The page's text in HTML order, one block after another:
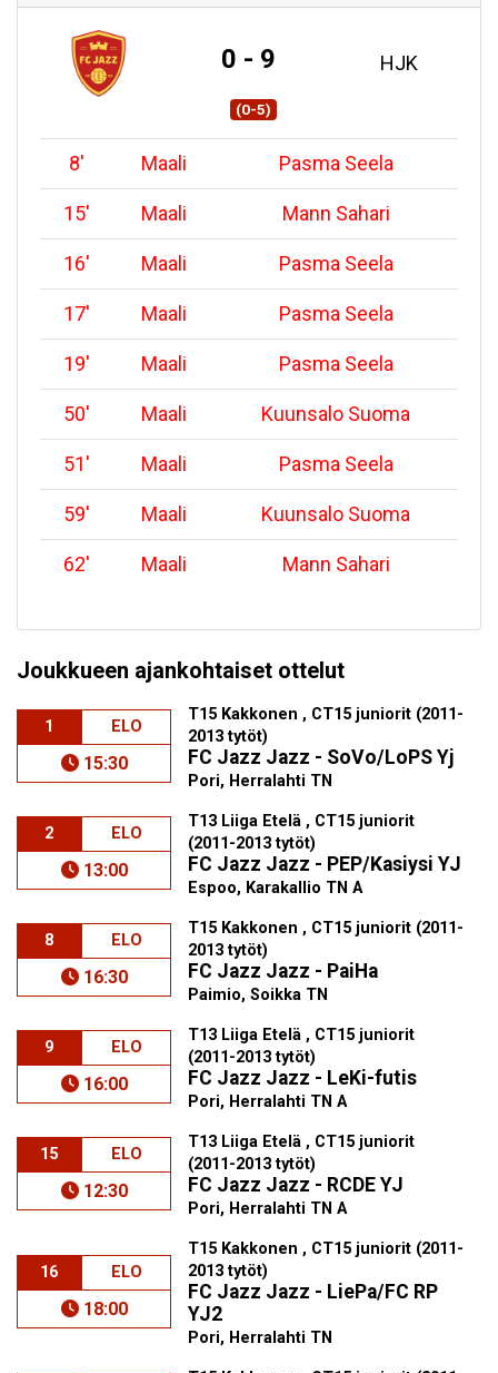
0 - 9 HJK
(0-5)
8' Maali Pasma Seela
15' Maali Mann Sahari
16' Maali Pasma Seela
17' Maali Pasma Seela
19' Maali Pasma Seela
50' Maali Kuunsalo Suoma
51' Maali Pasma Seela
59' Maali Kuunsalo Suoma
62' Maali Mann Sahari
Joukkueen ajankohtaiset ottelut
1 ELO
15:30
T15 Kakkonen , CT15 juniorit (2011-
2013 tytöt)
FC Jazz Jazz - SoVo/LoPS Yj
Pori, Herralahti TN
2 ELO
13:00
T13 Liiga Etelä , CT15 juniorit
(2011-2013 tytöt)
FC Jazz Jazz - PEP/Kasiysi YJ
Espoo, Karakallio TN A
8 ELO
16:30
T15 Kakkonen , CT15 juniorit (2011-
2013 tytöt)
FC Jazz Jazz - PaiHa
Paimio, Soikka TN
9 ELO
16:00
T13 Liiga Etelä , CT15 juniorit
(2011-2013 tytöt)
FC Jazz Jazz - LeKi-futis
Pori, Herralahti TN A
15 ELO
12:30
T13 Liiga Etelä , CT15 juniorit
(2011-2013 tytöt)
FC Jazz Jazz - RCDE YJ
Pori, Herralahti TN A
16 ELO
18:00
T15 Kakkonen , CT15 juniorit (2011-
2013 tytöt)
FC Jazz Jazz - LiePa/FC RP
YJ2
Pori, Herralahti TN